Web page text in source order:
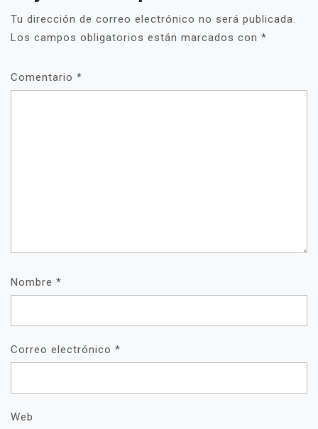
Tu dirección de correo electrónico no será publicada.
Los campos obligatorios están marcados con *
Comentario *
Nombre *
Correo electrónico *
Web